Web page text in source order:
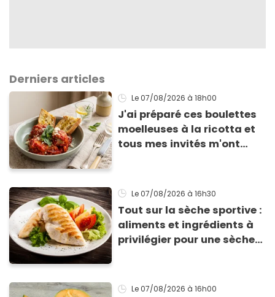
Derniers articles
Le 07/08/2026 à 18h00
J'ai préparé ces boulettes
moelleuses à la ricotta et
tous mes invités m'ont
Le 07/08/2026 à 16h30
Tout sur la sèche sportive :
aliments et ingrédients à
privilégier pour une sèche
Le 07/08/2026 à 16h00